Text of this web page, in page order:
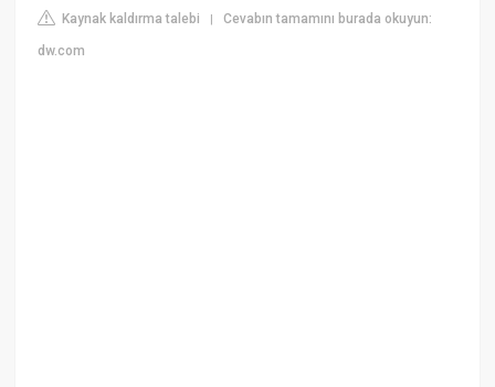
Kaynak kaldırma talebi |Cevabın tamamını burada okuyun:
dw.com